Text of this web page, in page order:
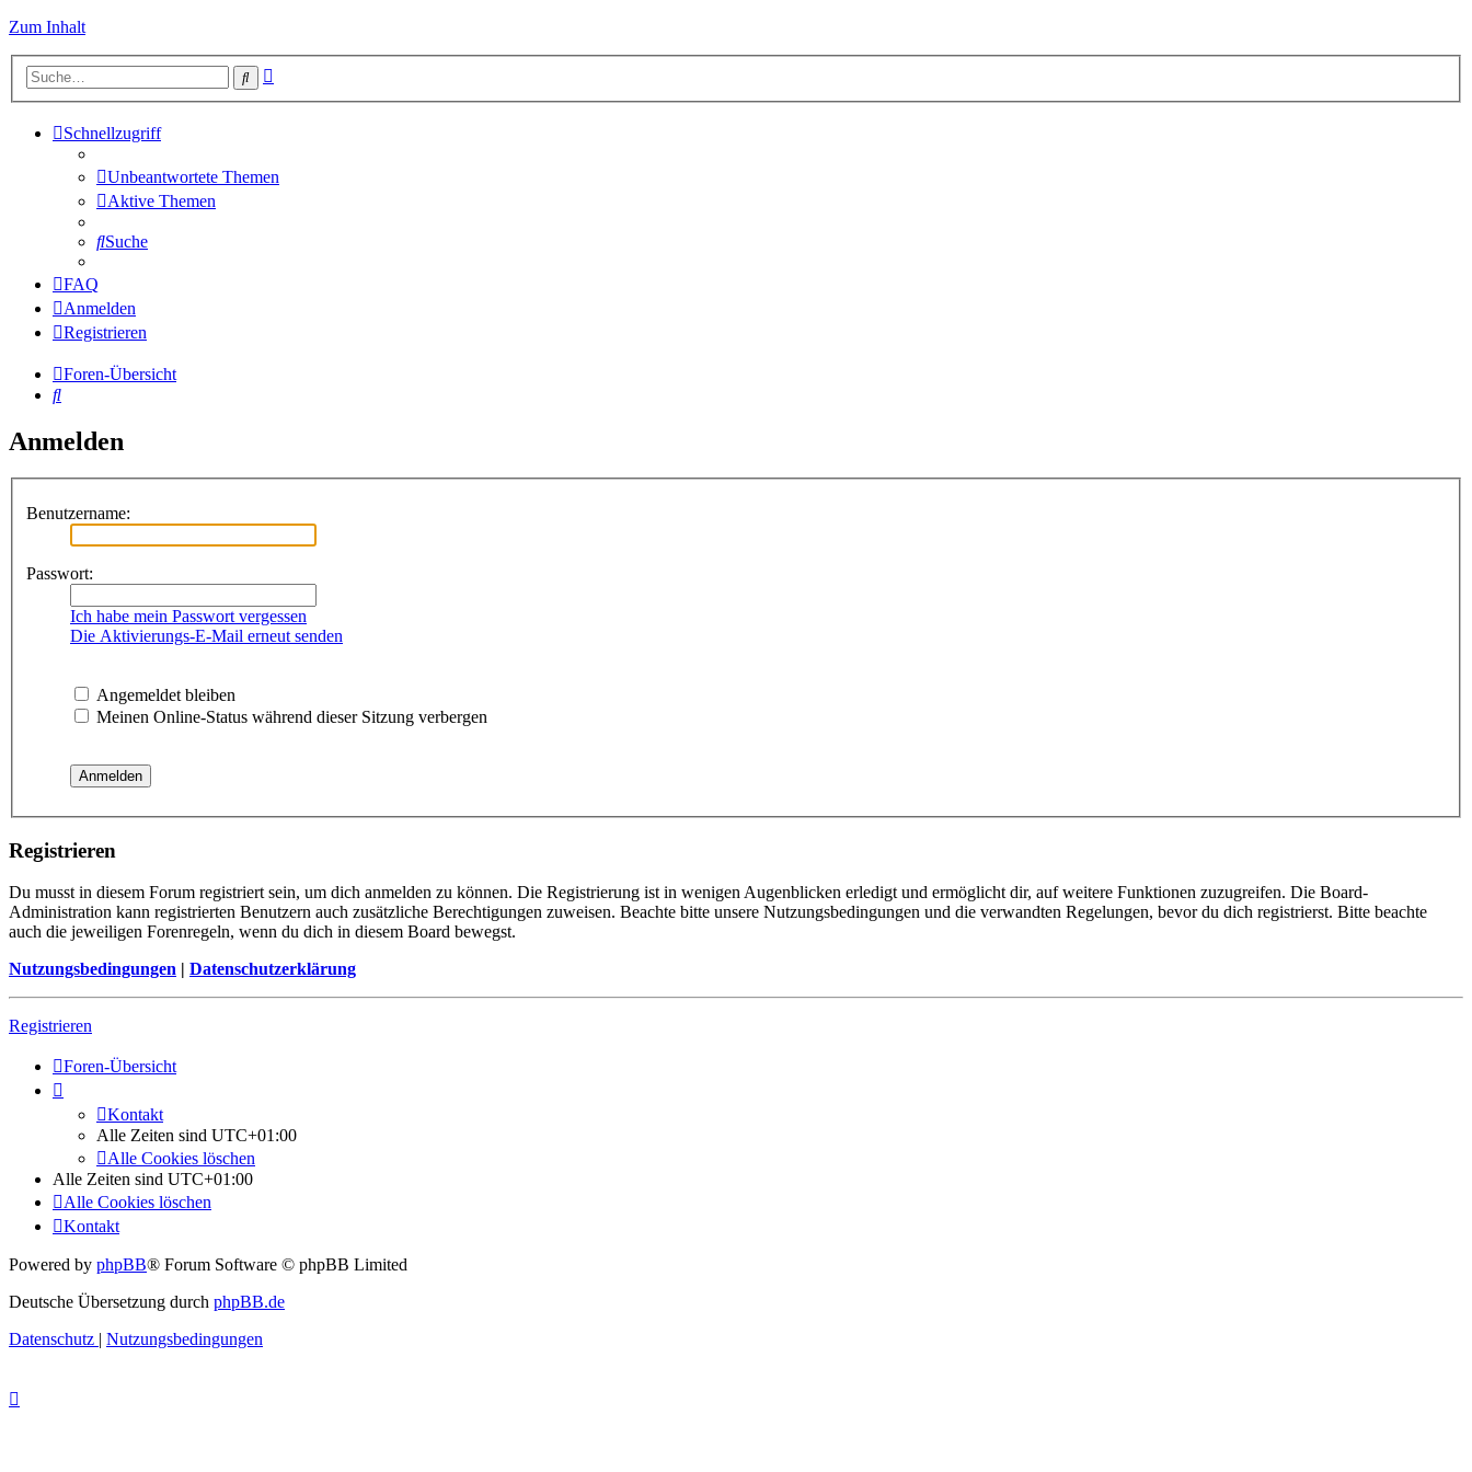
Zum Inhalt
Suche
Schnellzugriff
Unbeantwortete Themen
Aktive Themen
Suche
FAQ
Anmelden
Registrieren
Foren-Übersicht
Suche
Anmelden
Benutzername:
Passwort:
Ich habe mein Passwort vergessen
Die Aktivierungs-E-Mail erneut senden
Angemeldet bleiben
Meinen Online-Status während dieser Sitzung verbergen
Registrieren
Du musst in diesem Forum registriert sein, um dich anmelden zu können. Die Registrierung ist in wenigen Augenblicken erledigt und ermöglicht dir, auf weitere Funktionen zuzugreifen. Die Board-
Administration kann registrierten Benutzern auch zusätzliche Berechtigungen zuweisen. Beachte bitte unsere Nutzungsbedingungen und die verwandten Regelungen, bevor du dich registrierst. Bitte beachte
auch die jeweiligen Forenregeln, wenn du dich in diesem Board bewegst.
Nutzungsbedingungen | Datenschutzerklärung
Registrieren
Foren-Übersicht
Kontakt
Alle Zeiten sind UTC+01:00
Alle Cookies löschen
Alle Zeiten sind UTC+01:00
Alle Cookies löschen
Kontakt
Powered by phpBB® Forum Software © phpBB Limited
Deutsche Übersetzung durch phpBB.de
Datenschutz | Nutzungsbedingungen